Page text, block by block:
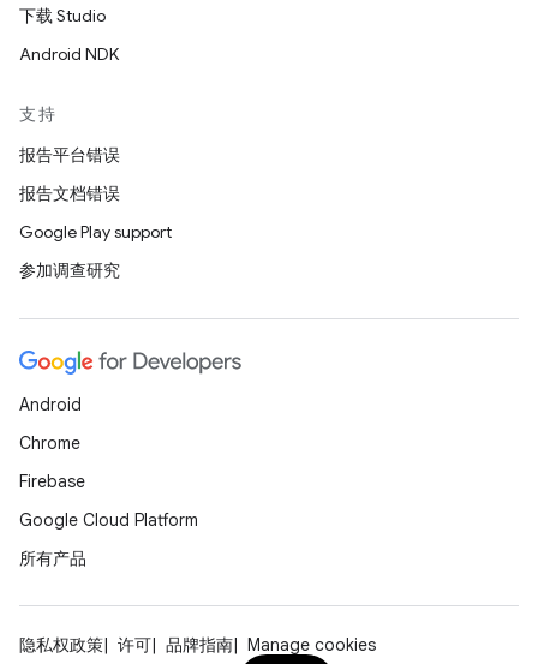
下载 Studio
Android NDK
支持
报告平台错误
报告文档错误
Google Play support
参加调查研究
Android
Chrome
Firebase
Google Cloud Platform
所有产品
隐私权政策 许可 品牌指南 Manage cookies